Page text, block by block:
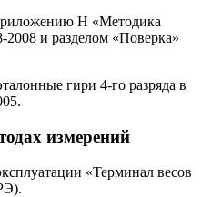
Н «Методика
и разделом «Поверка»
гири 4-го разряда в
измерений
«Терминал весов